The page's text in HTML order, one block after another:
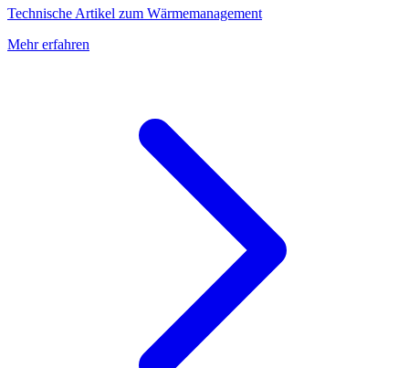
Technische Artikel zum Wärmemanagement
Mehr erfahren